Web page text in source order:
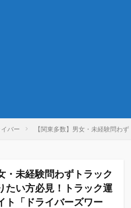
バー 【関東多数】男女・未経験問わ
・未経験問わずトラック
たい方必見！トラック運
ト「ドライバーズワー